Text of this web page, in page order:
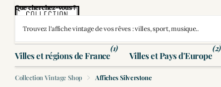
Que cherchez-vous ?
Villes et régions de France
(1)
Villes et Pays d'Europe
(2)
Collection Vintage Shop Affiches Silverstone